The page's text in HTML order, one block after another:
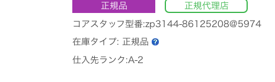
正規品 正規代理店
コアスタッフ型番:zp3144-86125208@5974
在庫タイプ: 正規品
仕入先ランク:A-2